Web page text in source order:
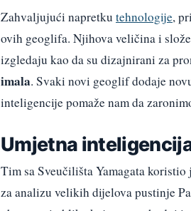
Zahvaljujući napretku tehnologije,
ovih geoglifa. Njihova veličina i
izgledaju kao da su dizajnirani za
imala. Svaki novi geoglif dodaje
inteligencije pomaže nam da
Umjetna
Tim sa Sveučilišta Yamagata
za analizu velikih dijelova pustinje